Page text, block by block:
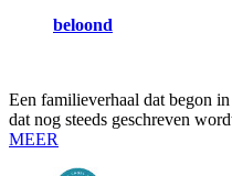
beloond
Een familieverhaal dat begon
dat nog steeds geschreven
MEER